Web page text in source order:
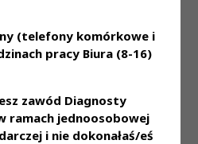
(telefony komórkowe i
pracy Biura (8-16)
zawód Diagnosty
ramach jednoosobowej
i nie dokonałaś/eś
z dnia 6.08.2026